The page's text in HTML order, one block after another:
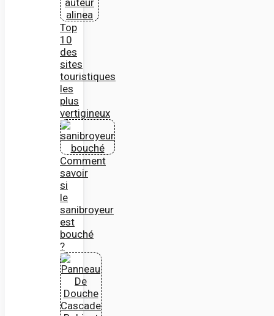
Top
10
des
sites
touristiques
les
plus
vertigineux
Comment
savoir
si
le
sanibroyeur
est
bouché
?